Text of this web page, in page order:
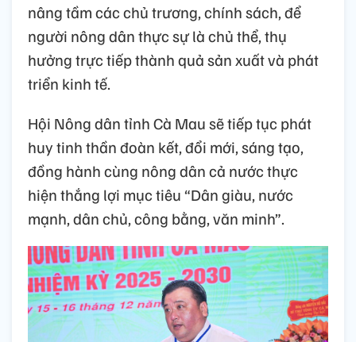
nâng tầm các chủ trương, chính sách, để
người nông dân thực sự là chủ thể, thụ
hưởng trực tiếp thành quả sản xuất và phát
triển kinh tế.
Hội Nông dân tỉnh Cà Mau sẽ tiếp tục phát
huy tinh thần đoàn kết, đổi mới, sáng tạo,
đồng hành cùng nông dân cả nước thực
hiện thắng lợi mục tiêu “Dân giàu, nước
mạnh, dân chủ, công bằng, văn minh”.